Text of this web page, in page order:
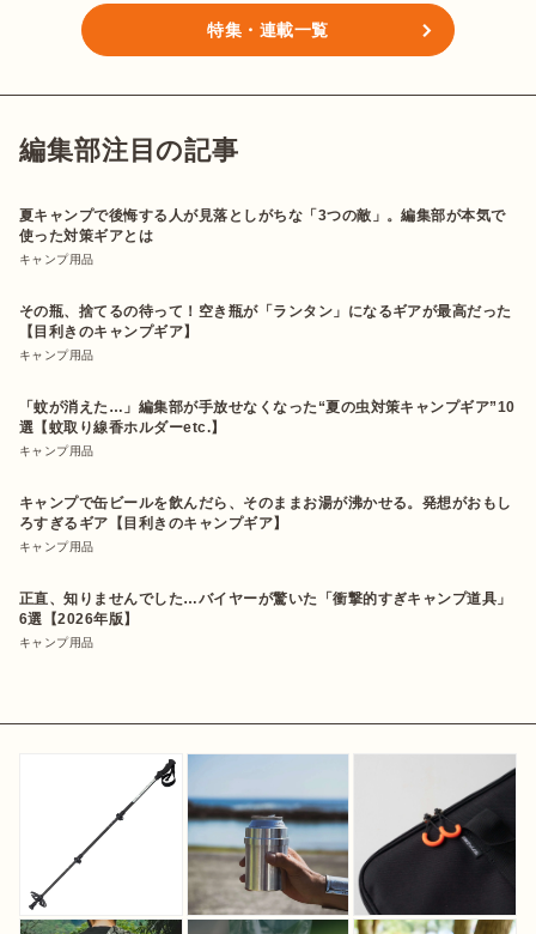
特集・連載一覧
編集部注目の記事
夏キャンプで後悔する人が見落としがちな「3つの敵」。編集部が本気で
使った対策ギアとは
キャンプ用品
その瓶、捨てるの待って！空き瓶が「ランタン」になるギアが最高だった
【目利きのキャンプギア】
キャンプ用品
「蚊が消えた…」編集部が手放せなくなった“夏の虫対策キャンプギア”10
選【蚊取り線香ホルダーetc.】
キャンプ用品
キャンプで缶ビールを飲んだら、そのままお湯が沸かせる。発想がおもし
ろすぎるギア【目利きのキャンプギア】
キャンプ用品
正直、知りませんでした…バイヤーが驚いた「衝撃的すぎキャンプ道具」
6選【2026年版】
キャンプ用品